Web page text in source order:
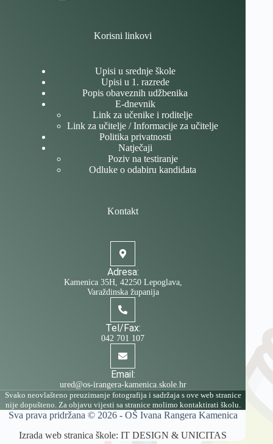
Korisni linkovi
Upisi u srednje škole
Upisi u 1. razrede
Popis obaveznih udžbenika
E-dnevnik
Link za učenike i roditelje
Link za učitelje / Informacije za učitelje
Politika privatnosti
Natječaji
Poziv na testiranje
Odluke o odabiru kandidata
Kontakt
Adresa:
Kamenica 35H, 42250 Lepoglava,
Varaždinska županija
Tel/Fax:
042 701 107
Email:
ured@os-irangera-kamenica.skole.hr
Svako neovlašteno preuzimanje fotografija i sadržaja s ove web stranice
nije dopušteno. Za objavu vijesti sa stranice molimo kontaktirati školu.
Sva prava pridržana © 2026 - OŠ Ivana Rangera Kamenica
Izrada web stranica škole:IT DESIGN &UNICITAS